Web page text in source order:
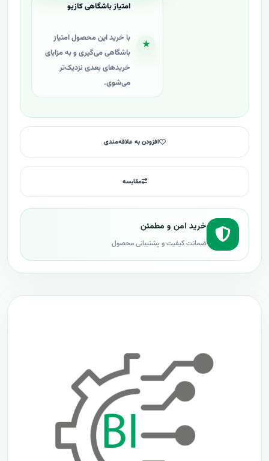
★
امتیاز باشگاهی کازیو
با خرید این محصول امتیاز
باشگاهی می‌گیری و به مزایای
خریدهای بعدی نزدیک‌تر
می‌شوی.
افزودن به علاقه‌مندی
مقایسه
خرید امن و مطمئن
ضمانت کیفیت و پشتیبانی محصول